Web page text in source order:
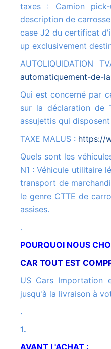
taxes : Camion
description de
case J2 du certificat
up exclusivement
AUTOLIQUIDATION
automatiquement-de-
Qui est concerné par cette démarche ? La collecte de la TVA à l'importation
sur la déclaration de
assujettis qui
TAXE MALUS : https://
Quels sont les véhicules concernés par le malus CO2 ? Véhicule de catégorie
N1 : Véhicule utilitaire
transport de
le genre CTTE de
assises.
.
POURQUOI NOUS
CAR TOUT EST
US Cars Importation est transparent pour la recherche de votre véhicule
jusqu'à la livraison à
.
1.
AVANT L'ACHAT :